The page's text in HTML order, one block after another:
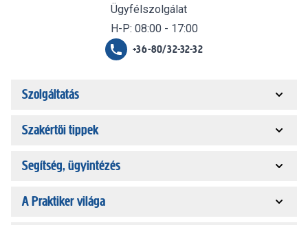
Ügyfélszolgálat
H-P: 08:00 - 17:00
+36-80/32-32-32
Szolgáltatás
Szakértői tippek
Segítség, ügyintézés
A Praktiker világa